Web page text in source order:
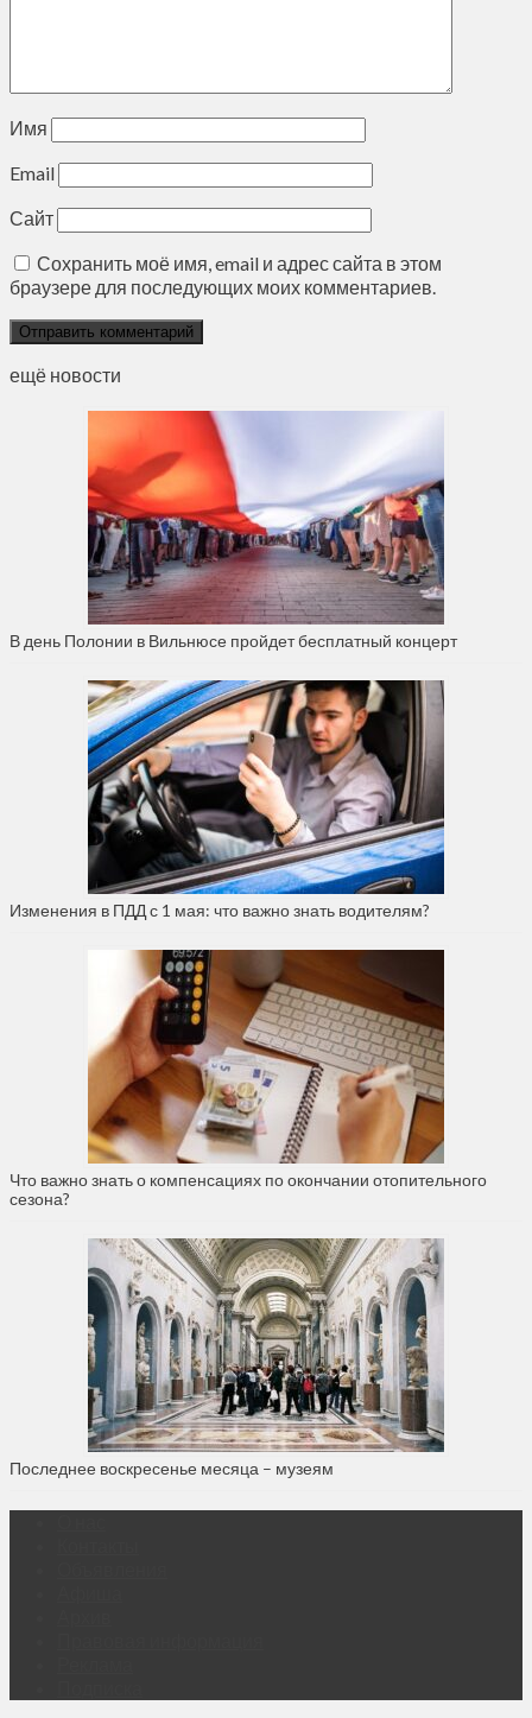
Имя
Email
Сайт
Сохранить моё имя, email и адрес сайта в этом
браузере для последующих моих комментариев.
ещё новости
В день Полонии в Вильнюсе пройдет бесплатный концерт
Изменения в ПДД с 1 мая: что важно знать водителям?
Что важно знать о компенсациях по окончании отопительного
сезона?
Последнее воскресенье месяца – музеям